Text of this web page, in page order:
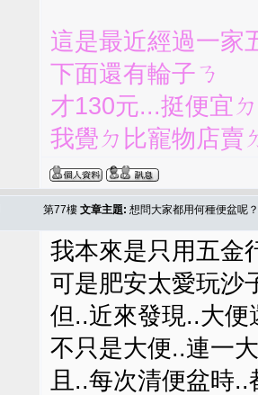
這是最近經過一家
下面還有輪子ㄋ
才130元...挺便宜
我覺ㄉ比寵物店賣
第77樓 文章主題: 想問大家都用何種便盆呢？
我本來是只用五金
可是肥安太愛玩沙
但..近來發現..大
不只是大便..連一
且..每次清便盆時